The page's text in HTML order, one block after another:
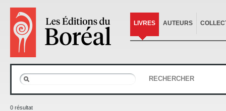
LIVRES AUTEURS
RECHERCHER
0 résultat